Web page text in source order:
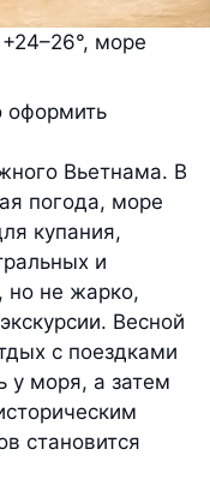
море
оформить
Вьетнама. В
погода, море
купания,
и
но не жарко,
Весной
с поездками
у моря, а затем
становится